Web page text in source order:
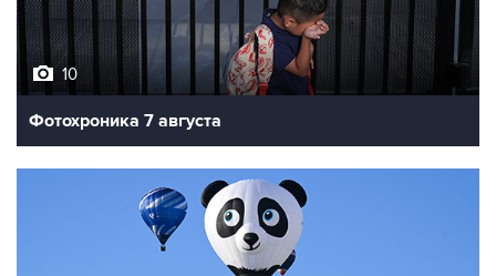
10
Фотохроника 7 августа